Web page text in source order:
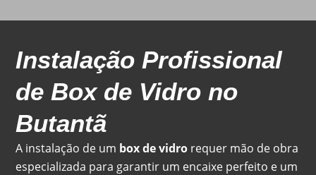
Instalação Profissional
de Box de Vidro no
Butantã
A instalação de um box de vidro requer mão de obra
especializada para garantir um encaixe perfeito e um